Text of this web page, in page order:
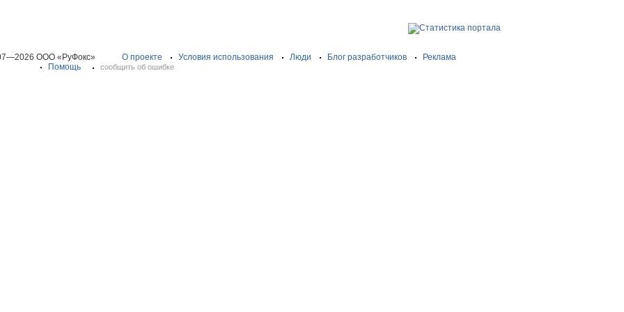
ООО «РуФокс» О проекте Условия использования Люди Блог разработчиков
Реклама
Помощь
сообщить об ошибке